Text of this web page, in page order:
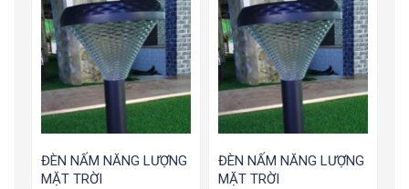
ĐÈN NẤM NĂNG LƯỢNG
MẶT TRỜI
ĐÈN NẤM NĂNG LƯỢNG
MẶT TRỜI